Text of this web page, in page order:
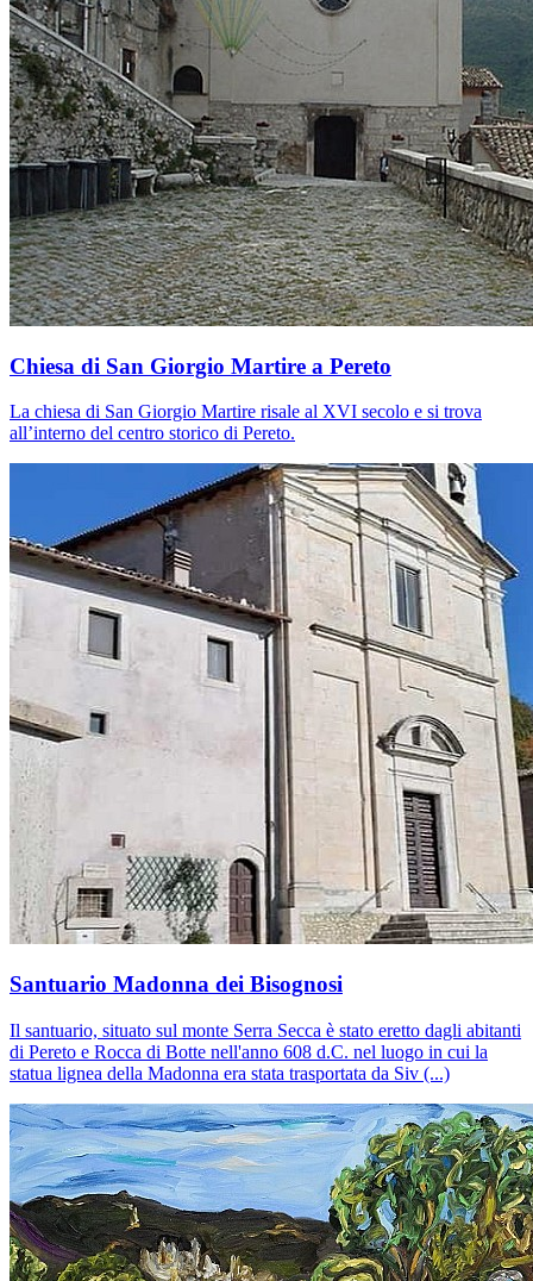
Chiesa di San Giorgio Martire a Pereto
La chiesa di San Giorgio Martire risale al XVI secolo e si trova
all’interno del centro storico di Pereto.
Santuario Madonna dei Bisognosi
Il santuario, situato sul monte Serra Secca è stato eretto dagli abitanti
di Pereto e Rocca di Botte nell'anno 608 d.C. nel luogo in cui la
statua lignea della Madonna era stata trasportata da Siv (...)